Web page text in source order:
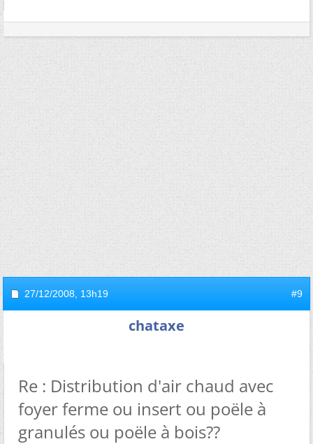
27/12/2008, 13h19 #9
chataxe
Re : Distribution d'air chaud avec
foyer ferme ou insert ou poële à
granulés ou poële à bois??